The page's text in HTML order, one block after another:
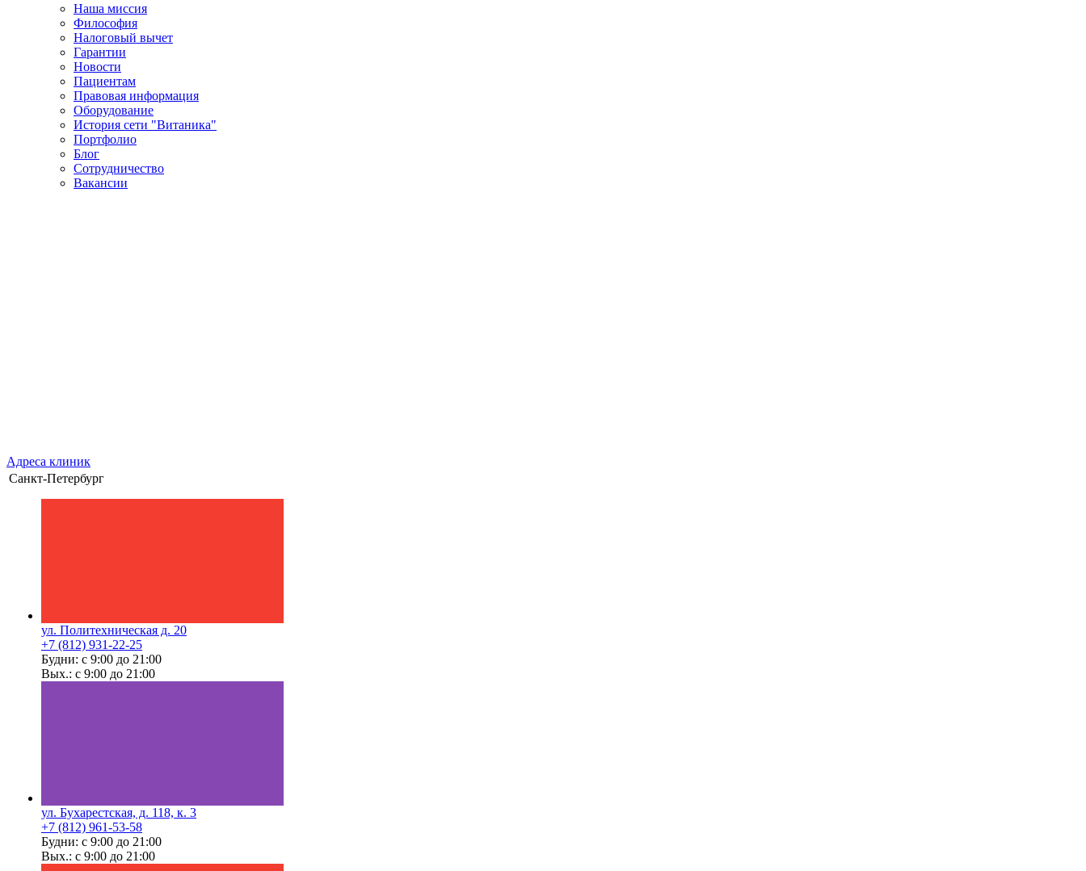
Наша миссия
Философия
Налоговый вычет
Гарантии
Новости
Пациентам
Правовая информация
Оборудование
История сети "Витаника"
Портфолио
Блог
Сотрудничество
Вакансии
Адреса клиник
Санкт-Петербург
ул. Политехническая д. 20
+7 (812) 931-22-25
Будни: с 9:00 до 21:00
Вых.: с 9:00 до 21:00
ул. Бухарестская, д. 118, к. 3
+7 (812) 961-53-58
Будни: с 9:00 до 21:00
Вых.: с 9:00 до 21:00